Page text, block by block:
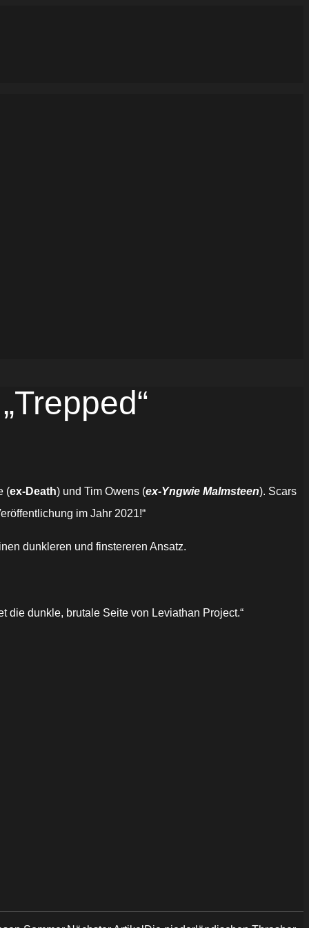
(ex-Death) und Tim Owens (ex-Yngwie Malmsteen). Scars
im Jahr 2021!“
dunkleren und finstereren Ansatz.
die dunkle, brutale Seite von Leviathan Project.“